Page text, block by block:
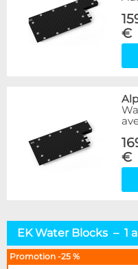
€
€
EK Water Blocks – 1
Promotion -25 %